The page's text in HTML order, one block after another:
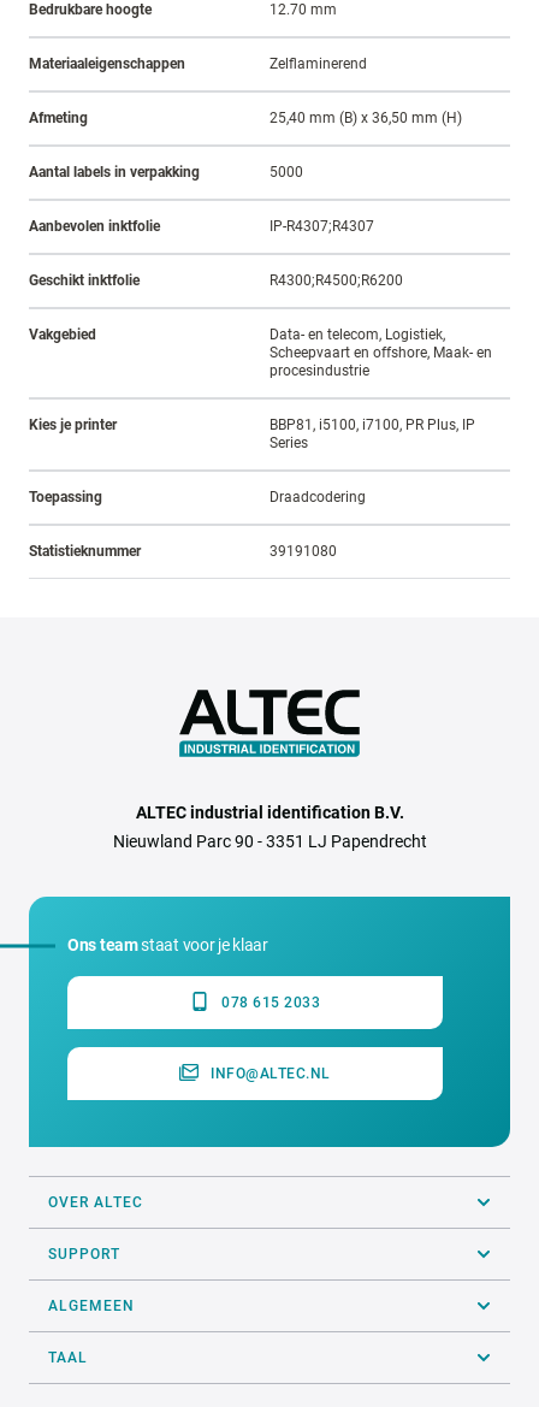
Bedrukbare hoogte 12.70 mm
Materiaaleigenschappen Zelflaminerend
Afmeting 25,40 mm (B) x 36,50 mm (H)
Aantal labels in verpakking 5000
Aanbevolen inktfolie IP-R4307;R4307
Geschikt inktfolie R4300;R4500;R6200
Vakgebied
Data- en telecom, Logistiek,
Scheepvaart en offshore, Maak- en
procesindustrie
Kies je printer
BBP81, i5100, i7100, PR Plus, IP
Series
Toepassing Draadcodering
Statistieknummer 39191080
ALTEC industrial identification B.V.
Nieuwland Parc 90 - 3351 LJ Papendrecht
Ons teamstaat voor je klaar
078 615 2033
INFO@ALTEC.NL
OVER ALTEC
SUPPORT
ALGEMEEN
TAAL